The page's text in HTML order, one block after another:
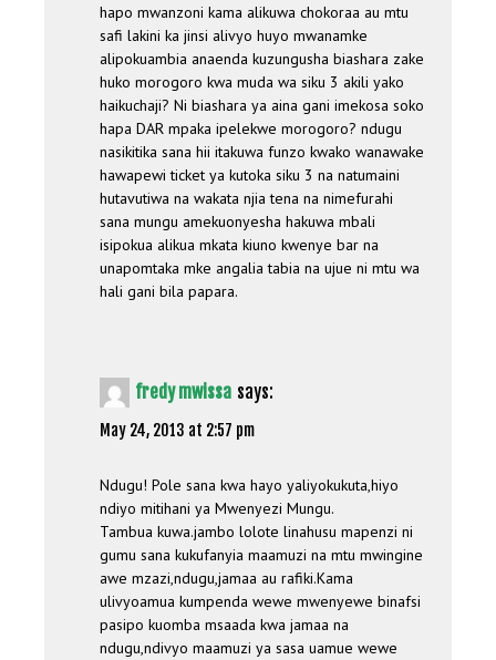
hapo mwanzoni kama alikuwa chokoraa au mtu
safi lakini ka jinsi alivyo huyo mwanamke
alipokuambia anaenda kuzungusha biashara zake
huko morogoro kwa muda wa siku 3 akili yako
haikuchaji? Ni biashara ya aina gani imekosa soko
hapa DAR mpaka ipelekwe morogoro? ndugu
nasikitika sana hii itakuwa funzo kwako wanawake
hawapewi ticket ya kutoka siku 3 na natumaini
hutavutiwa na wakata njia tena na nimefurahi
sana mungu amekuonyesha hakuwa mbali
isipokua alikua mkata kiuno kwenye bar na
unapomtaka mke angalia tabia na ujue ni mtu wa
hali gani bila papara.
fredy mwissa says:
May 24, 2013 at 2:57 pm
Ndugu! Pole sana kwa hayo yaliyokukuta,hiyo
ndiyo mitihani ya Mwenyezi Mungu.
Tambua kuwa.jambo lolote linahusu mapenzi ni
gumu sana kukufanyia maamuzi na mtu mwingine
awe mzazi,ndugu,jamaa au rafiki.Kama
ulivyoamua kumpenda wewe mwenyewe binafsi
pasipo kuomba msaada kwa jamaa na
ndugu,ndivyo maamuzi ya sasa uamue wewe